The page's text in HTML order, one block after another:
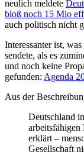
neulich meldete
bloß noch 15 Mio
auch politisch nicht
Interessanter ist,
sendete, als es
und noch keine
gefunden: Agenda
Aus der
Deutschland
erklärt –
Gesellschaft